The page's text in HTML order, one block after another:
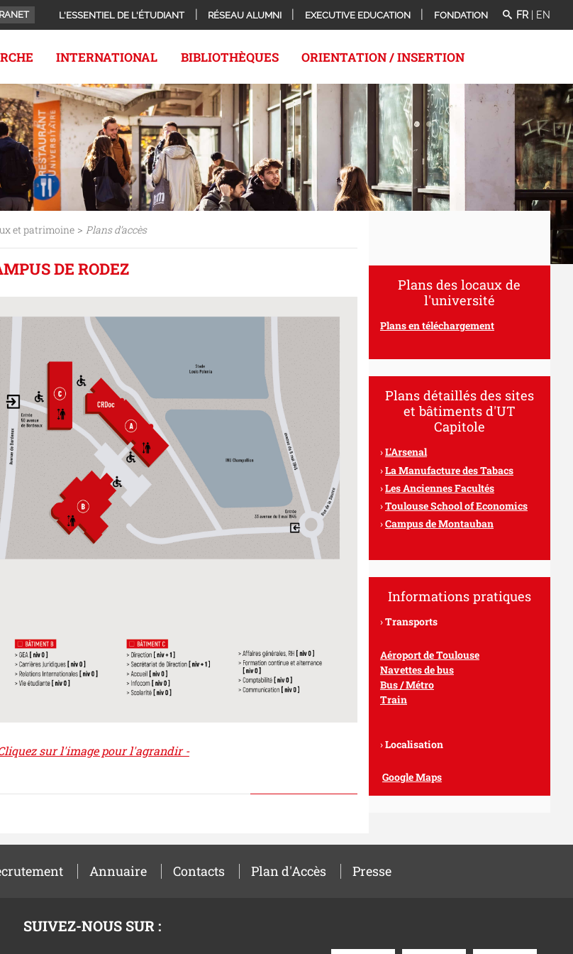
L'ESSENTIEL DE L'ÉTUDIANT RÉSEAU ALUMNI EXECUTIVE EDUCATION FONDATION FR EN
INTERNATIONAL BIBLIOTHÈQUES ORIENTATION / INSERTION
et patrimoine> Plans d’accès
DE RODEZ
sur l'image pour l'agrandir -
Plans des locaux de
l'université
Plans en téléchargement
Plans détaillés des sites
et bâtiments d'UT
Capitole
L'Arsenal
La Manufacture des Tabacs
Les Anciennes Facultés
Toulouse School of Economics
Campus de Montauban
Informations pratiques
Transports
Aéroport de Toulouse
Navettes de bus
Bus / Métro
Train
Localisation
Google Maps
Annuaire Contacts Plan d'Accès Presse
SUIVEZ-NOUS SUR :